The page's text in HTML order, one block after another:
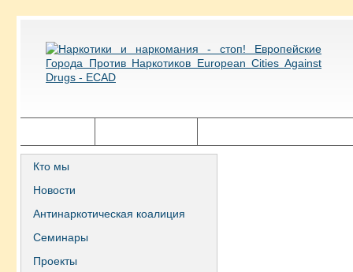
Кто мы
Новости
Антинаркотическая коалиция
Семинары
Проекты